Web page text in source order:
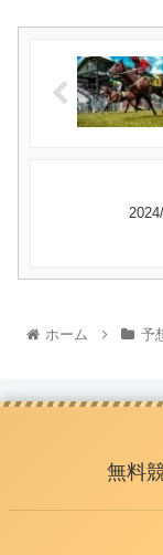
ホーム 予
無料